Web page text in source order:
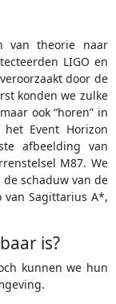
van theorie naar
LIGO en
door de
konden we zulke
ook “horen” in
Event Horizon
afbeelding van
M87. We
schaduw van de
van Sagittarius A*,
is?
kunnen we hun